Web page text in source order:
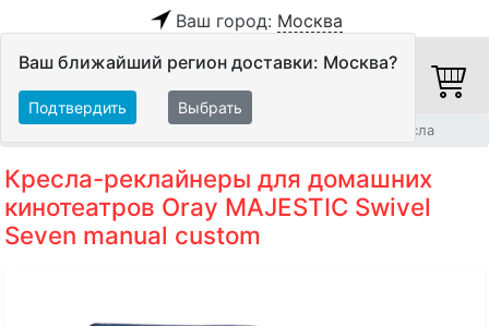
Ваш город: Москва
Ваш ближайший регион доставки: Москва?
Подтвердить Выбрать
Кресла
Кресла-реклайнеры для домашних
кинотеатров Oray MAJESTIC Swivel
Seven manual custom